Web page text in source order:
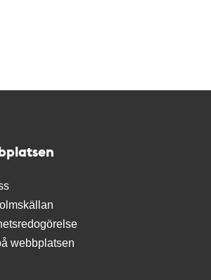
webbplatsen